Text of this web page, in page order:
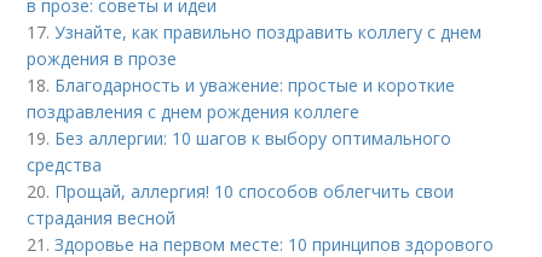
в прозе: советы и идеи
17.Узнайте, как правильно поздравить коллегу с днем
рождения в прозе
18. Благодарность и уважение: простые и короткие
поздравления с днем рождения коллеге
19. Без аллергии: 10 шагов к выбору оптимального
средства
20. Прощай, аллергия! 10 способов облегчить свои
страдания весной
21.Здоровье на первом месте: 10 принципов здорового